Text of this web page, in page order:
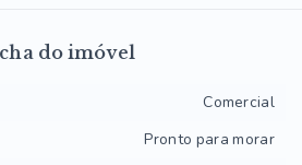
do imóvel
Comercial
Pronto para morar